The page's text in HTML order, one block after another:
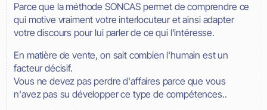
Parce que la méthode SONCAS permet de comprendre ce
qui motive vraiment votre interlocuteur et ainsi adapter
votre discours pour lui parler de ce qui l'intéresse.
En matière de vente, on sait combien l'humain est un
facteur décisif.
Vous ne devez pas perdre d'affaires parce que vous
n'avez pas su développer ce type de compétences..